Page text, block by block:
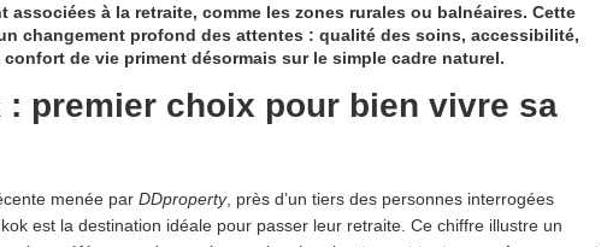
associées à la retraite, comme les zones rurales ou balnéaires. Cette
changement profond des attentes : qualité des soins, accessibilité,
de vie priment désormais sur le simple cadre naturel.
: premier choix pour bien vivre sa
menée par DDproperty, près d’un tiers des personnes interrogées
est la destination idéale pour passer leur retraite. Ce chiffre illustre un